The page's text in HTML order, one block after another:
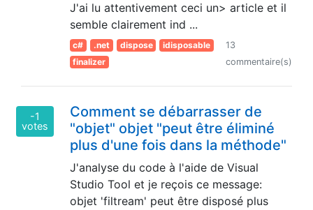
J'ai lu attentivement ceci un> article et il
semble clairement ind ...
c# .net dispose
idisposable
finalizer
13
commentaire(s)
-1
votes
Comment se débarrasser de
"objet" objet "peut être éliminé
plus d'une fois dans la méthode"
J'analyse du code à l'aide de Visual
Studio Tool et je reçois ce message:
objet 'filtream' peut être disposé plus